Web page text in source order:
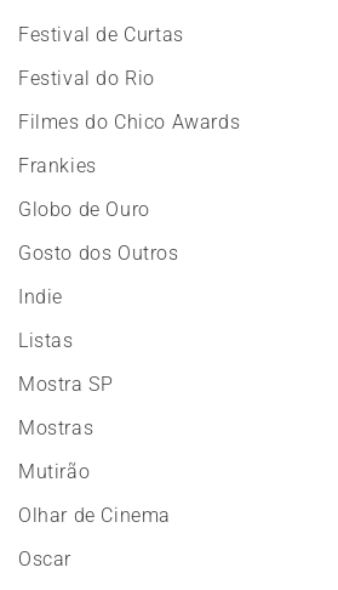
Festival de Curtas
Festival do Rio
Filmes do Chico Awards
Frankies
Globo de Ouro
Gosto dos Outros
Indie
Listas
Mostra SP
Mostras
Mutirão
Olhar de Cinema
Oscar